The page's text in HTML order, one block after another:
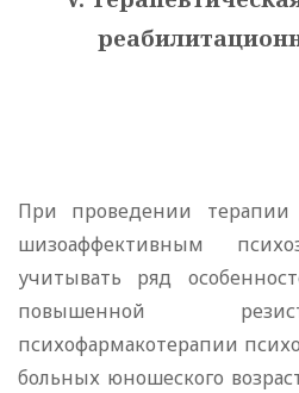
При проведении
шизоаффективным
учитывать ряд
повышенной
психофармакотерапии
больных юношеского